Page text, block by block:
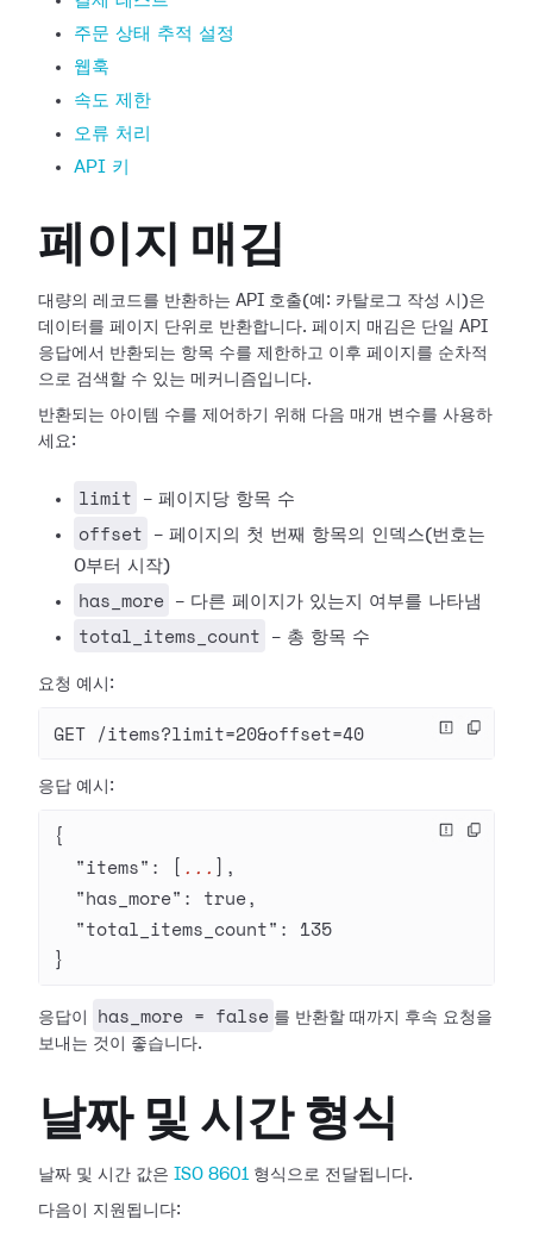
주문 상태 추적 설정
웹훅
속도 제한
오류 처리
API 키
페이지 매김
대량의 레코드를 반환하는 API 호출(예: 카탈로그 작성 시)은
데이터를 페이지 단위로 반환합니다. 페이지 매김은 단일 API
응답에서 반환되는 항목 수를 제한하고 이후 페이지를 순차적
으로 검색할 수 있는 메커니즘입니다.
반환되는 아이템 수를 제어하기 위해 다음 매개 변수를 사용하
세요:
limit - 페이지당 항목 수
offset
- 페이지의 첫 번째 항목의 인덱스(번호는
0부터 시작)
has_more - 다른 페이지가 있는지 여부를 나타냄
total_items_count - 총 항목 수
요청 예시:
GET /items?limit=20&offset=40
응답 예시:
{
  "items"
: [ ... ],
  "has_more"
: true,
  "total_items_count"
: 135
}
응답이 has_more = false 를 반환할 때까지 후속 요청을
보내는 것이 좋습니다.
날짜 및 시간 형식
날짜 및 시간 값은 ISO 8601 형식으로 전달됩니다.
다음이 지원됩니다: